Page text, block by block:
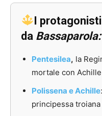
I
da Bassaparola:
Pentesilea, la
mortale con
Polissena e Achille
principessa